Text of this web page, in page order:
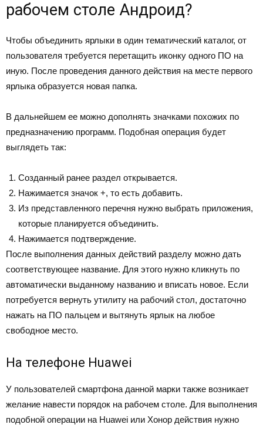
рабочем столе Андроид?
Чтобы объединить ярлыки в один тематический каталог, от
пользователя требуется перетащить иконку одного ПО на
иную. После проведения данного действия на месте первого
ярлыка образуется новая папка.
В дальнейшем ее можно дополнять значками похожих по
предназначению программ. Подобная операция будет
выглядеть так:
Созданный ранее раздел открывается.
Нажимается значок +, то есть добавить.
Из представленного перечня нужно выбрать приложения,
которые планируется объединить.
Нажимается подтверждение.
После выполнения данных действий разделу можно дать
соответствующее название. Для этого нужно кликнуть по
автоматически выданному названию и вписать новое. Если
потребуется вернуть утилиту на рабочий стол, достаточно
нажать на ПО пальцем и вытянуть ярлык на любое
свободное место.
На телефоне Huawei
У пользователей смартфона данной марки также возникает
желание навести порядок на рабочем столе. Для выполнения
подобной операции на Huawei или Хонор действия нужно